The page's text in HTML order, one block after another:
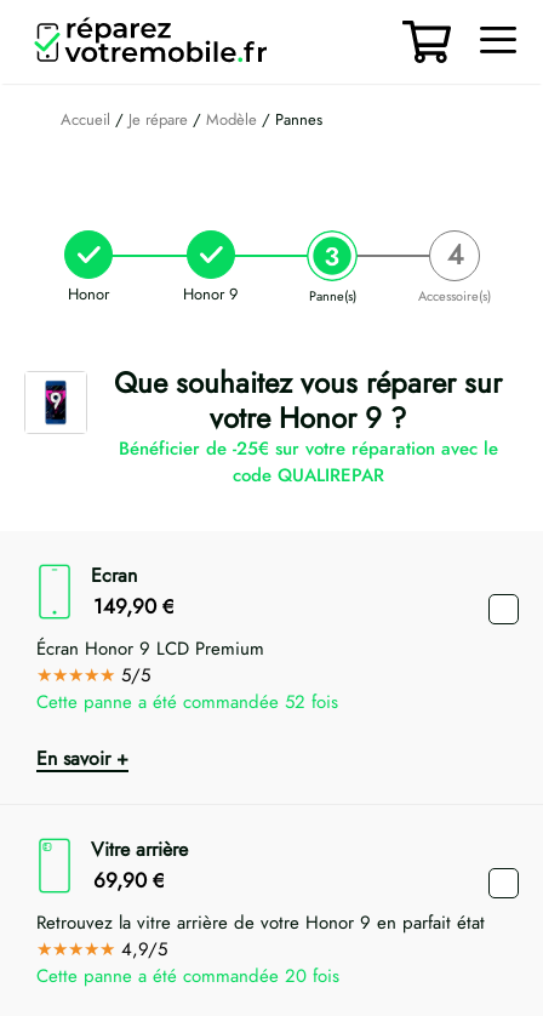
contenu
Accueil / Je répare / Modèle / Pannes
Honor Honor 9 Panne(s) Accessoire(s)
Que souhaitez vous réparer sur
votre Honor 9 ?
Bénéficier de -25€ sur votre réparation avec le
code QUALIREPAR
Ecran
149,90 €
Écran Honor 9 LCD Premium
★★★★★ 5/5
Cette panne a été commandée 52 fois
En savoir +
Vitre arrière
69,90 €
Retrouvez la vitre arrière de votre Honor 9 en parfait état
★★★★★ 4,9/5
Cette panne a été commandée 20 fois